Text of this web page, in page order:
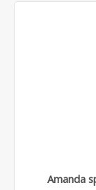
Amanda